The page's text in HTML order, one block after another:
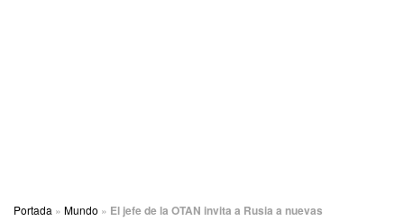
Portada » Mundo » El jefe de la OTAN invita a Rusia a nuevas